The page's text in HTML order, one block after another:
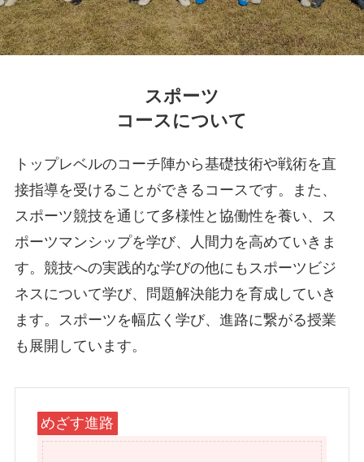
スポーツ
コースについて
トップレベルのコーチ陣から基礎技術や戦術を直
接指導を受けることができるコースです。
また、
スポーツ競技を通じて多様性と協働性を養い、ス
ポーツマンシップを学び、人間力を高めていきま
す。競技への実践的な学びの他にもスポーツビジ
ネスについて学び、問題解決能力を育成していき
ます。スポーツを幅広く学び、進路に繋がる授業
も展開しています。
めざす進路